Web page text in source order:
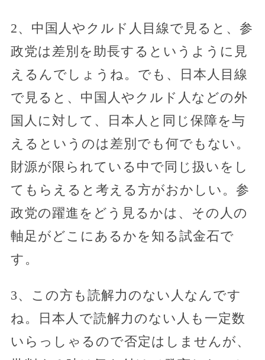
2、中国人やクルド人目線で見ると、参
政党は差別を助長するというように見
えるんでしょうね。でも、日本人目線
で見ると、中国人やクルド人などの外
国人に対して、日本人と同じ保障を与
えるというのは差別でも何でもない。
財源が限られている中で同じ扱いをし
てもらえると考える方がおかしい。参
政党の躍進をどう見るかは、その人の
軸足がどこにあるかを知る試金石で
す。
3、この方も読解力のない人なんです
ね。日本人で読解力のない人も一定数
いらっしゃるので否定はしませんが、